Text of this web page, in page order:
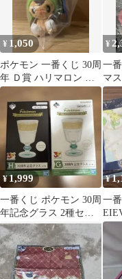
¥ 1,050
ポケモン 一番くじ 30周
年 Ｄ賞 ハリマロン ぬ
いぐるみ 新品未開封
¥
一
マ
く
¥1,999
一番くじ ポケモン 30周
年記念グラス 2種セッ
ト
¥
一
Night